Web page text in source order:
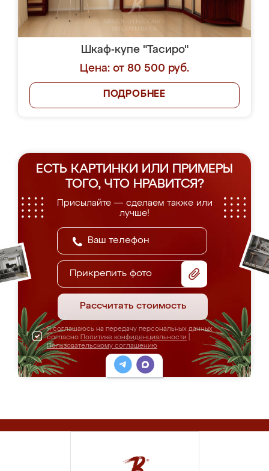
Шкаф-купе "Тасиро"
Цена: от 80 500 руб.
ПОДРОБНЕЕ
ЕСТЬ КАРТИНКИ ИЛИ ПРИМЕРЫ
ТОГО, ЧТО НРАВИТСЯ?
Присылайте — сделаем также или
лучше!
Прикрепить фото
Рассчитать стоимость
Я соглашаюсь на передачу персональных данных
согласно Политике конфиденциальности
Пользовательскому соглашению